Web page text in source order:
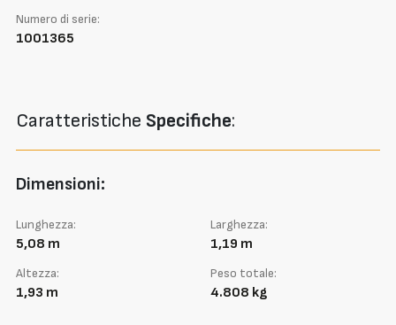
Numero di serie:
1001365
Caratteristiche Specifiche:
Dimensioni:
Lunghezza:
5,08 m
Larghezza:
1,19 m
Altezza:
1,93 m
Peso totale:
4.808 kg